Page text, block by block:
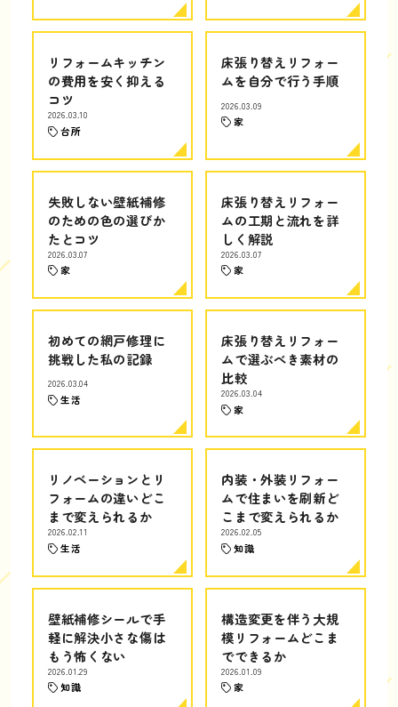
リフォームキッチン
の費用を安く抑える
コツ
2026.03.10
台所
床張り替えリフォー
ムを自分で行う手順
2026.03.09
家
失敗しない壁紙補修
のための色の選びか
たとコツ
2026.03.07
家
床張り替えリフォー
ムの工期と流れを詳
しく解説
2026.03.07
家
初めての網戸修理に
挑戦した私の記録
2026.03.04
生活
床張り替えリフォー
ムで選ぶべき素材の
比較
2026.03.04
家
リノベーションとリ
フォームの違いどこ
まで変えられるか
2026.02.11
生活
内装・外装リフォー
ムで住まいを刷新ど
こまで変えられるか
2026.02.05
知識
壁紙補修シールで手
軽に解決小さな傷は
もう怖くない
2026.01.29
知識
構造変更を伴う大規
模リフォームどこま
でできるか
2026.01.09
家